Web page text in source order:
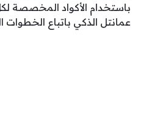
باستخدام الأكواد المخصصة
عمانتل الذكي باتباع الخطوات